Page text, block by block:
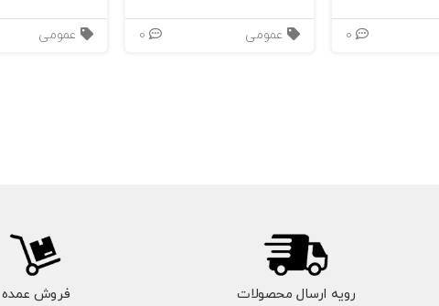
عمومی عمومی
رویه ارسال محصولات فروش عمده